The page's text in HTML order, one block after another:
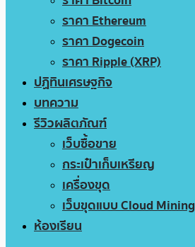
ราคา Ethereum
ราคา Dogecoin
ราคา Ripple (XRP)
ปฏิทินเศรษฐกิจ
บทความ
รีวิวผลิตภัณฑ์
เว็บซื้อขาย
กระเป๋าเก็บเหรียญ
เครื่องขุด
เว็บขุดแบบ Cloud Mining
ห้องเรียน